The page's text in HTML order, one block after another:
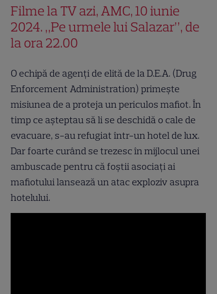
Filme la TV azi, AMC, 10 iunie
2024. „Pe urmele lui Salazar”, de
la ora 22.00
O echipă de agenţi de elită de la D.E.A. (Drug
Enforcement Administration) primeşte
misiunea de a proteja un periculos mafiot. În
timp ce aşteptau să li se deschidă o cale de
evacuare, s-au refugiat într-un hotel de lux.
Dar foarte curând se trezesc în mijlocul unei
ambuscade pentru că foştii asociaţi ai
mafiotului lansează un atac exploziv asupra
hotelului.